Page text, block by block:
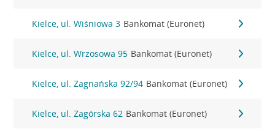
Kielce, ul. Wiśniowa 3 Bankomat (Euronet)
Kielce, ul. Wrzosowa 95 Bankomat (Euronet)
Kielce, ul. Zagnańska 92/94 Bankomat (Euronet)
Kielce, ul. Zagórska 62 Bankomat (Euronet)